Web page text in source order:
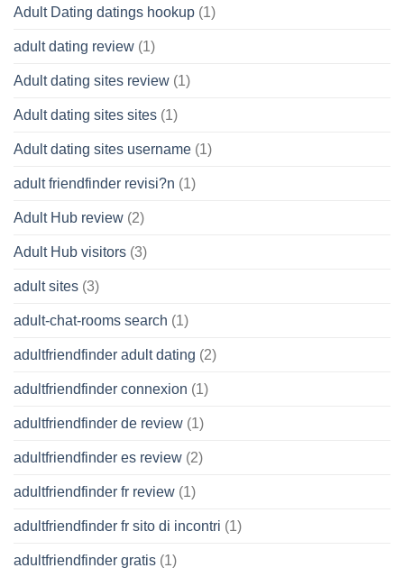
Adult Dating datings hookup (1)
adult dating review (1)
Adult dating sites review (1)
Adult dating sites sites (1)
Adult dating sites username (1)
adult friendfinder revisi?n (1)
Adult Hub review (2)
Adult Hub visitors (3)
adult sites (3)
adult-chat-rooms search (1)
adultfriendfinder adult dating (2)
adultfriendfinder connexion (1)
adultfriendfinder de review (1)
adultfriendfinder es review (2)
adultfriendfinder fr review (1)
adultfriendfinder fr sito di incontri (1)
adultfriendfinder gratis (1)